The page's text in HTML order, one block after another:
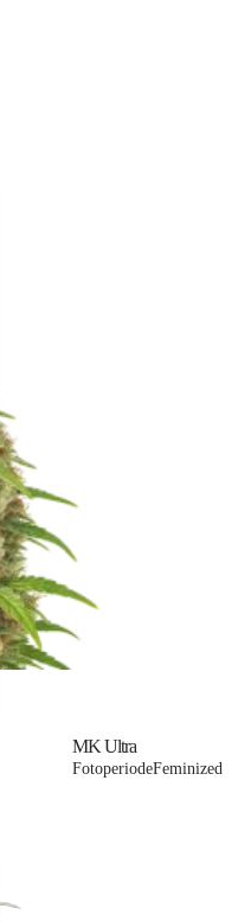
MK Ultra
FotoperiodeFeminized